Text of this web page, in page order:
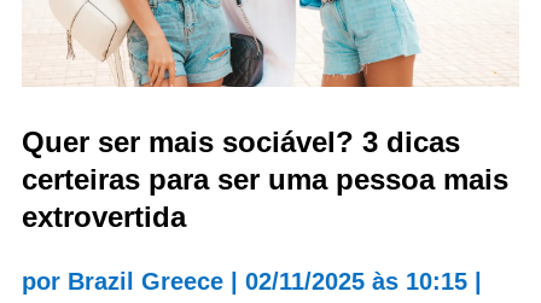
Quer ser mais sociável? 3 dicas
certeiras para ser uma pessoa mais
extrovertida
por Brazil Greece| 02/11/2025 às 10:15|